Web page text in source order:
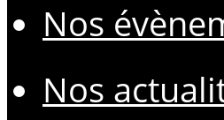
Nos
Nos